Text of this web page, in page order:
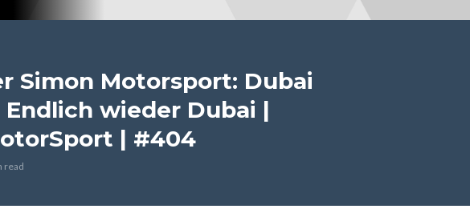
Simon Motorsport: Dubai
Endlich wieder Dubai |
| #404
read